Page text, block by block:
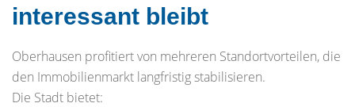
interessant bleibt
Oberhausen profitiert von mehreren Standortvorteilen, die
den Immobilienmarkt langfristig stabilisieren.
Die Stadt bietet: